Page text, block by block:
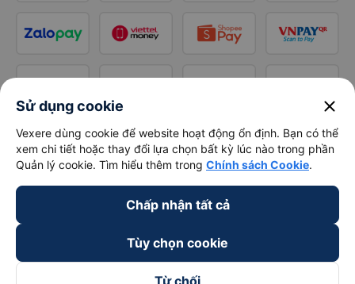
Sử dụng cookie close
Vexere dùng cookie để website hoạt động ổn định. Bạn có thể
xem chi tiết hoặc thay đổi lựa chọn bất kỳ lúc nào trong phần
Quản lý cookie. Tìm hiểu thêm trong Chính sách Cookie.
Chấp nhận tất cả
Tùy chọn cookie
Từ chối